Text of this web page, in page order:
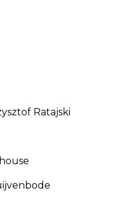
Ratajski